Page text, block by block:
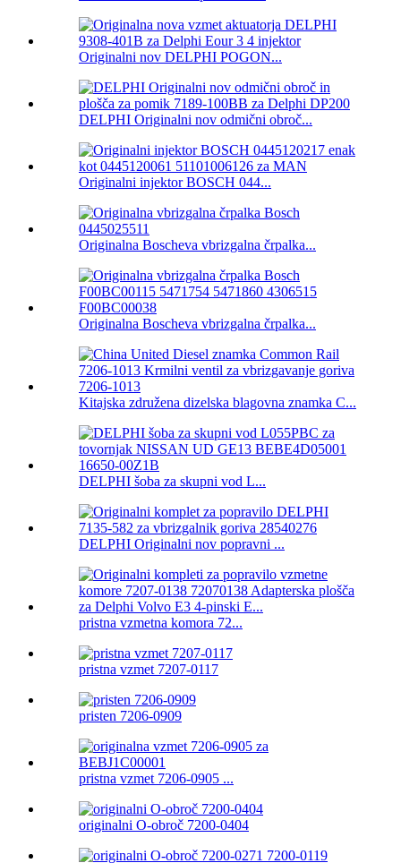
Originalni nov DELPHI POGON...
DELPHI Originalni nov odmični obroč...
Originalni injektor BOSCH 044...
Originalna Boscheva vbrizgalna črpalka...
Originalna Boscheva vbrizgalna črpalka...
Kitajska združena dizelska blagovna znamka C...
DELPHI šoba za skupni vod L...
DELPHI Originalni nov popravni ...
pristna vzmetna komora 72...
pristna vzmet 7207-0117
pristen 7206-0909
pristna vzmet 7206-0905 ...
originalni O-obroč 7200-0404